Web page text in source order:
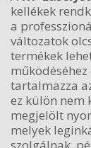
kellékek
a
változatok
termékek
tartalmazza
ez külön nem
megjelölt
melyek
szolgálnak,